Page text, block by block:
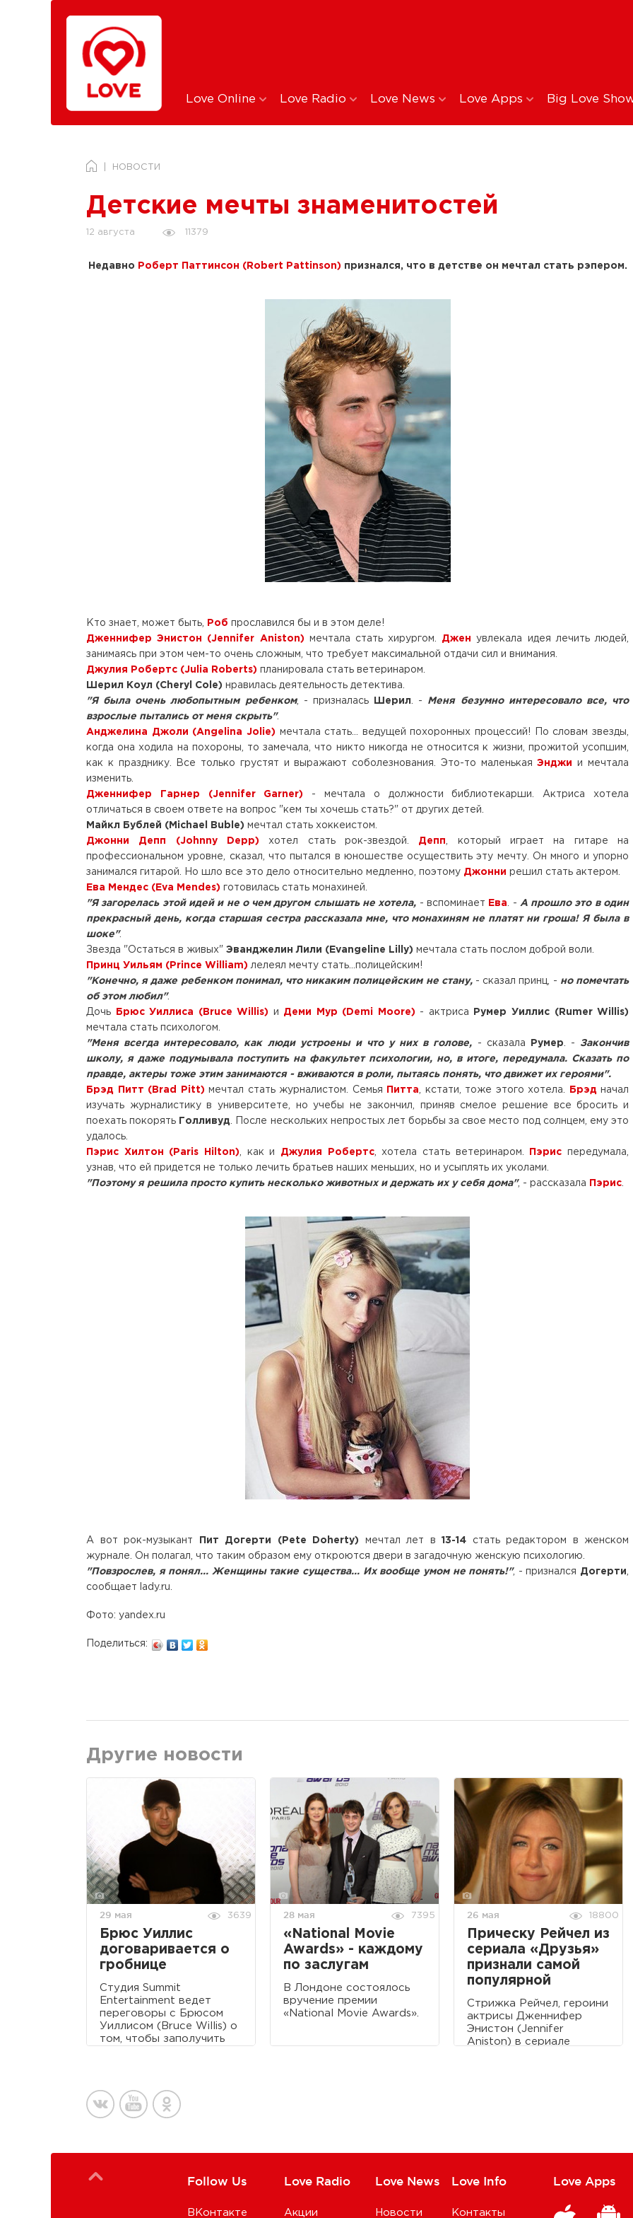
Love Online Love Radio Love News Love Apps Big Love
НОВОСТИ
Детские мечты знаменитостей
12 августа 11379
Недавно Роберт Паттинсон (Robert Pattinson) признался, что в детстве он мечтал стать рэпером.
Кто знает, может быть, Роб прославился бы и в этом деле!
Дженнифер Энистон (Jennifer Aniston) мечтала стать хирургом. Джен
увлекала идея лечить людей,
занимаясь при этом чем-то очень сложным, что требует максимальной отдачи сил и внимания.
Джулия Робертс (Julia Roberts) планировала стать ветеринаром.
Шерил Коул (Cheryl Cole) нравилась деятельность детектива.
"Я была очень любопытным ребенком, - призналась Шерил . - Меня безумно интересовало все, что
взрослые пытались от меня скрыть".
Анджелина Джоли (Angelina Jolie) мечтала стать... ведущей похоронных процессий! По словам звезды,
когда она ходила на похороны, то замечала, что никто никогда не относится к жизни, прожитой усопшим,
как к празднику. Все только грустят и выражают соболезнования. Это-то маленькаяЭнджи
и мечтала
изменить.
Дженнифер Гарнер (Jennifer Garner)
- мечтала о должности библиотекарши. Актриса хотела
отличаться в своем ответе на вопрос "кем ты хочешь стать?" от других детей.
Майкл Бублей (Michael Buble) мечтал стать хоккеистом.
Джонни Депп (Johnny Depp) хотел стать рок-звездой. Депп
, который играет на гитаре на
профессиональном уровне, сказал, что пытался в юношестве осуществить эту мечту. Он много и упорно
занимался гитарой. Но шло все это дело относительно медленно, поэтому Джонни решил стать актером.
Ева Мендес (Eva Mendes) готовилась стать монахиней.
"Я загорелась этой идей и не о чем другом слышать не хотела, - вспоминает Ева . - А прошло это в один
прекрасный день, когда старшая сестра рассказала мне, что монахиням не платят ни гроша! Я была в
шоке".
Звезда "Остаться в живых" Эванджелин Лили (Evangeline Lilly) мечтала стать послом доброй воли.
Принц Уильям (Prince William) лелеял мечту стать...полицейским!
"Конечно, я даже ребенком понимал, что никаким полицейским не стану, - сказал принц, - но помечтать
об этом любил".
Дочь
Брюс Уиллиса (Bruce Willis) и Деми Мур (Demi Moore) - актриса
Румер Уиллис (Rumer Willis)
мечтала стать психологом.
"Меня всегда интересовало, как люди устроены и что у них в голове,
- сказала Румер . - Закончив
школу, я даже подумывала поступить на факультет психологии, но, в итоге, передумала. Сказать по
правде, актеры тоже этим занимаются - вживаются в роли, пытаясь понять, что движет их героями".
Брэд Питт (Brad Pitt) мечтал стать журналистом. Семья Питта , кстати, тоже этого хотела. Брэд начал
изучать журналистику в университете, но учебы не закончил, приняв смелое решение все бросить и
поехать покорять Голливуд
. После нескольких непростых лет борьбы за свое место под солнцем, ему это
удалось.
Пэрис Хилтон (Paris Hilton) , как и Джулия Робертс, хотела стать ветеринаром. Пэрис передумала,
узнав, что ей придется не только лечить братьев наших меньших, но и усыплять их уколами.
"Поэтому я решила просто купить несколько животных и держать их у себя дома", - рассказала Пэрис
А вот рок-музыкант Пит Догерти (Pete Doherty) мечтал лет в 13-14 стать редактором в женском
журнале. Он полагал, что таким образом ему откроются двери в загадочную женскую психологию.
"Повзрослев, я понял... Женщины такие существа... Их вообще умом не понять!", - признался Догерти
сообщает lady.ru.
Фото: yandex.ru
Поделиться:
Другие новости
29 мая 3639
Брюс Уиллис
договаривается о
гробнице
Студия Summit
Entertainment ведет
переговоры с Брюсом
Уиллисом (Bruce Willis) о
том, чтобы заполучить
Фукуа (Antoine Fuqua).
28 мая 7395
«National Movie
Awards» - каждому
по заслугам
В Лондоне состоялось
вручение премии
«National Movie Awards».
26 мая 18800
Прическу Рейчел из
сериала «Друзья»
признали самой
популярной
Стрижка Рейчел, героини
актрисы Дженнифер
Энистон (Jennifer
Aniston) в сериале
Follow Us
ВКонтакте
Love Radio
Акции
Love News
Новости
Love Info
Контакты
Love Apps